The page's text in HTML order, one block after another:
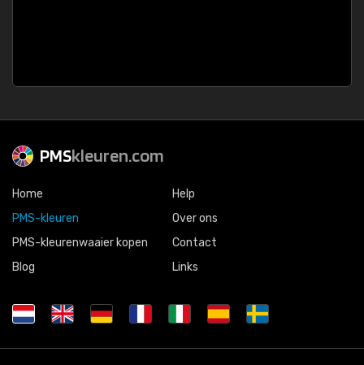
PMSkleuren.com
Home
PMS-kleuren
PMS-kleurenwaaier kopen
Blog
Help
Over ons
Contact
Links